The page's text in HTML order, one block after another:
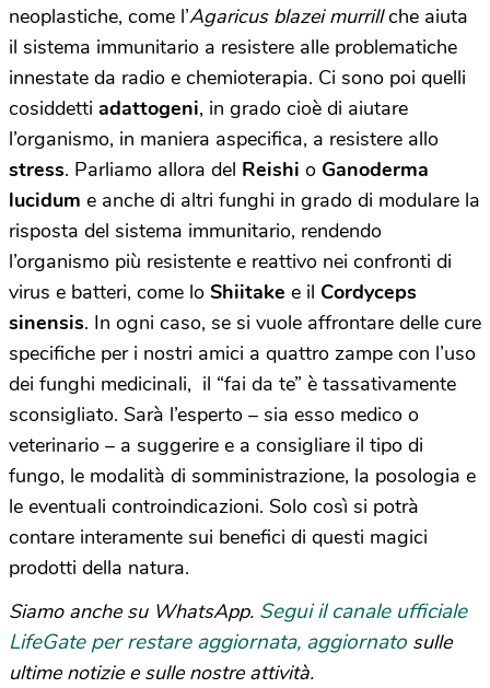
neoplastiche, come l’Agaricus blazei murrillche aiuta
il sistema immunitario a resistere alle problematiche
innestate da radio e chemioterapia. Ci sono poi quelli
cosiddetti adattogeni, in grado cioè di aiutare
l’organismo, in maniera aspecifica, a resistere allo
stress. Parliamo allora del Reishi o Ganoderma
lucidum e anche di altri funghi in grado di modulare la
risposta del sistema immunitario, rendendo
l’organismo più resistente e reattivo nei confronti di
virus e batteri, come lo Shiitake e il Cordyceps
sinensis. In ogni caso, se si vuole affrontare delle cure
specifiche per i nostri amici a quattro zampe con l’uso
dei funghi medicinali, il “fai da te” è tassativamente
sconsigliato. Sarà l’esperto – sia esso medico o
veterinario – a suggerire e a consigliare il tipo di
fungo, le modalità di somministrazione, la posologia e
le eventuali controindicazioni. Solo così si potrà
contare interamente sui benefici di questi magici
prodotti della natura.
Siamo anche su WhatsApp. Segui il canale ufficiale
LifeGate per restare aggiornata, aggiornato sulle
ultime notizie e sulle nostre attività.